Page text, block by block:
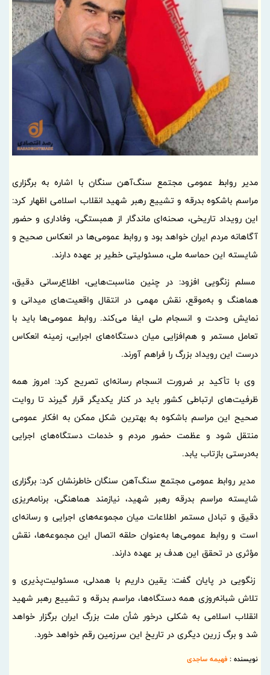
مدیر روابط عمومی مجتمع سنگ‌آهن سنگان با اشاره به برگزاری
مراسم باشکوه بدرقه و تشییع رهبر شهید انقلاب اسلامی اظهار کرد:
این رویداد تاریخی، صحنه‌ای ماندگار از همبستگی، وفاداری و حضور
آگاهانه مردم ایران خواهد بود و روابط عمومی‌ها در انعکاس صحیح و
شایسته این حماسه ملی، مسئولیتی خطیر بر عهده دارند.
مسلم زنگویی افزود: در چنین مناسبت‌هایی، اطلاع‌رسانی دقیق،
هماهنگ و به‌موقع، نقش مهمی در انتقال واقعیت‌های میدانی و
نمایش وحدت و انسجام ملی ایفا می‌کند. روابط عمومی‌ها باید با
تعامل مستمر و هم‌افزایی میان دستگاه‌های اجرایی، زمینه انعکاس
درست این رویداد بزرگ را فراهم آورند.
وی با تأکید بر ضرورت انسجام رسانه‌ای تصریح کرد: امروز همه
ظرفیت‌های ارتباطی کشور باید در کنار یکدیگر قرار گیرند تا روایت
صحیح این مراسم باشکوه به بهترین شکل ممکن به افکار عمومی
منتقل شود و عظمت حضور مردم و خدمات دستگاه‌های اجرایی
به‌درستی بازتاب یابد.
مدیر روابط عمومی مجتمع سنگ‌آهن سنگان خاطرنشان کرد: برگزاری
شایسته مراسم بدرقه رهبر شهید، نیازمند هماهنگی، برنامه‌ریزی
دقیق و تبادل مستمر اطلاعات میان مجموعه‌های اجرایی و رسانه‌ای
است و روابط عمومی‌ها به‌عنوان حلقه اتصال این مجموعه‌ها، نقش
مؤثری در تحقق این هدف بر عهده دارند.
زنگویی در پایان گفت: یقین داریم با همدلی، مسئولیت‌پذیری و
تلاش شبانه‌روزی همه دستگاه‌ها، مراسم بدرقه و تشییع رهبر شهید
انقلاب اسلامی به شکلی درخور شأن ملت بزرگ ایران برگزار خواهد
شد و برگ زرین دیگری در تاریخ این سرزمین رقم خواهد خورد.
نویسنده : فهیمه ساجدی